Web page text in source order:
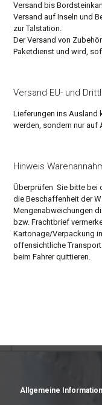
Versand bis
Versand auf Inseln und
zur Talstation.
Der Versand von
Paketdienst und wird,
Versand EU- und
Lieferungen ins Ausland
werden, sondern nur auf
Hinweis
Überprüfen Sie bitte bei
die Beschaffenheit der
Mengenabweichungen
bzw. Frachtbrief
Kartonage/Verpackung
offensichtliche
beim Fahrer quittieren.
Allgemeine